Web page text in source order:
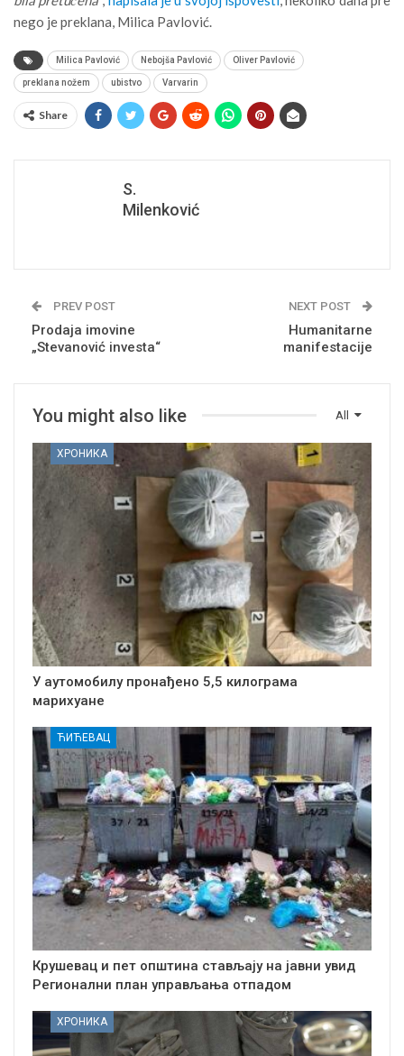
nego je preklana, Milica Pavlović.
Milica Pavlović Nebojša Pavlović Oliver Pavlović
preklana nožem ubistvo Varvarin
Share
S.
Milenković
PREV POST
Prodaja imovine
„Stevanović investa“
NEXT POST
Humanitarne
manifestacije
All
You might also like
ХРОНИКА
У аутомобилу пронађено 5,5 килограма
марихуане
ЋИЋЕВАЦ
Крушевац и пет општина стављају на јавни увид
Регионални план управљања отпадом
ХРОНИКА